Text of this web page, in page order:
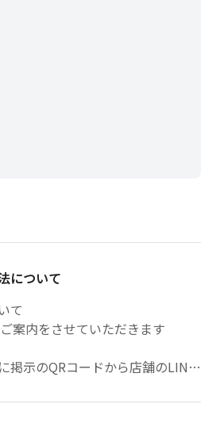
について
て
案内をさせていただきます
掲示のQRコードから店舗のLINE
タンより「ビジター利用＞ご来